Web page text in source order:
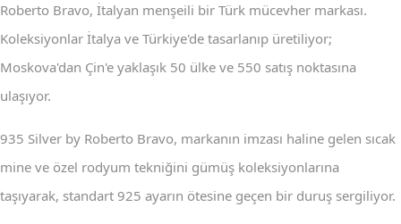
Roberto Bravo, İtalyan menşeili bir Türk mücevher markası.
Koleksiyonlar İtalya ve Türkiye'de tasarlanıp üretiliyor;
Moskova'dan Çin'e yaklaşık 50 ülke ve 550 satış noktasına
ulaşıyor.
935 Silver by Roberto Bravo, markanın imzası haline gelen sıcak
mine ve özel rodyum tekniğini gümüş koleksiyonlarına
taşıyarak, standart 925 ayarın ötesine geçen bir duruş sergiliyor.